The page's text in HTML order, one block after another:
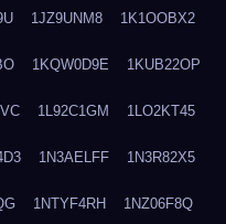
1JZ9UNM8 1K1OOBX2
1KQW0D9E 1KUB22OP
1L92C1GM 1LO2KT45
1N3AELFF 1N3R82X5
1NTYF4RH 1NZ06F8Q